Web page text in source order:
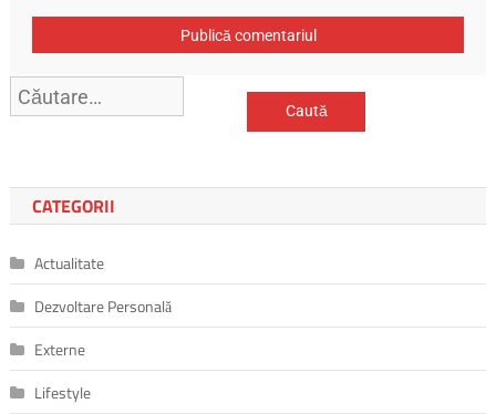
Caută
după:
CATEGORII
Actualitate
Dezvoltare Personală
Externe
Lifestyle